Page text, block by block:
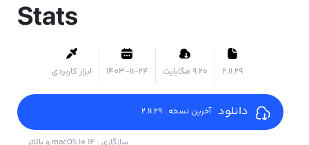
Stats
2.11.29 ۹.۲۰ مگابایت 1403-11-24 ابزار کاربردی
دانلود آخرین نسخه : 2.11.29